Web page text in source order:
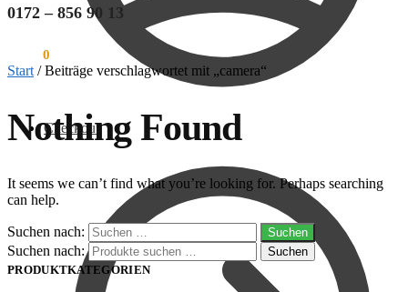
Checkout
0172 – 856 90 13
0
Start /Beiträge verschlagwortet mit „camera“
Nothing Found
It seems we can’t find what you’re looking for. Perhaps searching
can help.
Suchen nach:
Suchen nach:
Suchen
PRODUKTKATEGORIEN